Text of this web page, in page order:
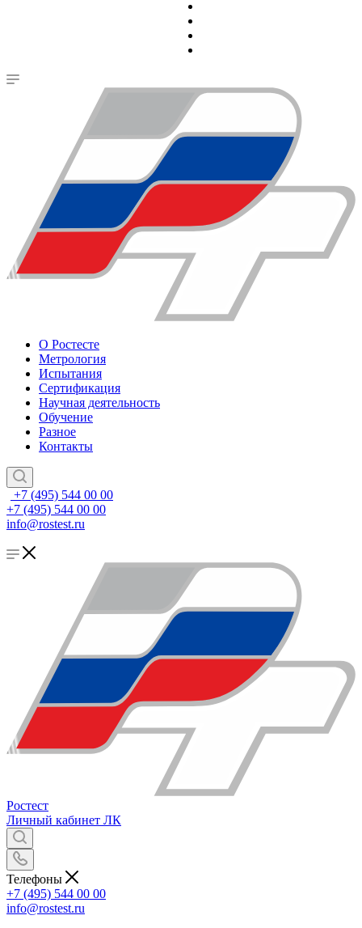
О Ростесте
Метрология
Испытания
Сертификация
Научная деятельность
Обучение
Разное
Контакты
+7 (495) 544 00 00
+7 (495) 544 00 00
info@rostest.ru
Ростест
Личный кабинет ЛК
Телефоны
+7 (495) 544 00 00
info@rostest.ru